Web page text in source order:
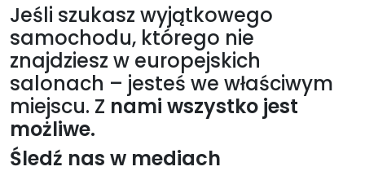
Jeśli szukasz wyjątkowego
samochodu, którego nie
znajdziesz w europejskich
salonach – jesteś we właściwym
miejscu. Z nami wszystko jest
możliwe.
Śledź nas w mediach